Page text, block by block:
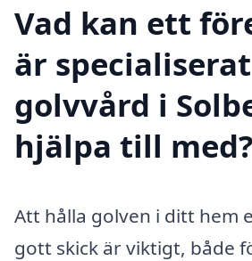
Vad kan ett
är
golvvård i
hjälpa till med?
Att hålla golven i ditt hem
gott skick är viktigt, både